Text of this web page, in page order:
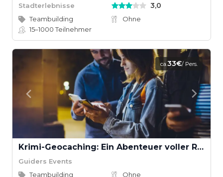
Stadterlebnisse 3,0
Teambuilding
Ohne
15–1000Teilnehmer
ca.33€/ Pers.
Krimi-Geocaching: Ein Abenteuer voller Rätsel und Spannung
Guiders Events
Teambuilding
Ohne